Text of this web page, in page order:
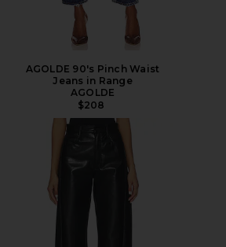
AGOLDE 90's Pinch Waist
Jeans in Range
AGOLDE
$208